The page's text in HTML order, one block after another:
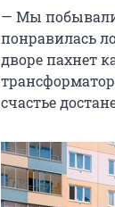
— Мы побывали
понравилась
дворе пахнет
счастье